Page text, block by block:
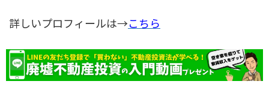
詳しいプロフィールは→こちら